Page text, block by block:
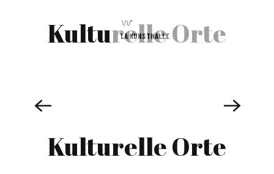
Kulturelle Orte
LA KUNSTHALLE
Kulturelle Orte